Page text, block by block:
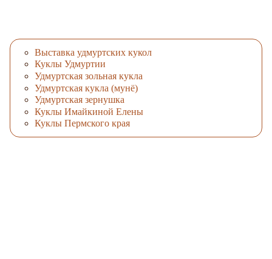
Выставка удмуртских кукол
Куклы Удмуртии
Удмуртская зольная кукла
Удмуртская кукла (мунё)
Удмуртская зернушка
Куклы Имайкиной Елены
Куклы Пермского края